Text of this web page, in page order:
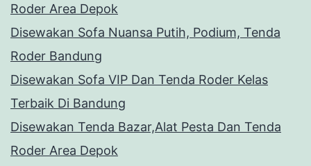
Roder Area Depok
Disewakan Sofa Nuansa Putih, Podium, Tenda
Roder Bandung
Disewakan Sofa VIP Dan Tenda Roder Kelas
Terbaik Di Bandung
Disewakan Tenda Bazar,Alat Pesta Dan Tenda
Roder Area Depok